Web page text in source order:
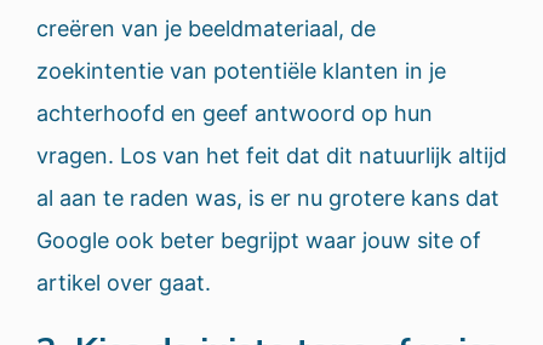
creëren van je beeldmateriaal, de
zoekintentie van potentiële klanten in je
achterhoofd en geef antwoord op hun
vragen. Los van het feit dat dit natuurlijk altijd
al aan te raden was, is er nu grotere kans dat
Google ook beter begrijpt waar jouw site of
artikel over gaat.